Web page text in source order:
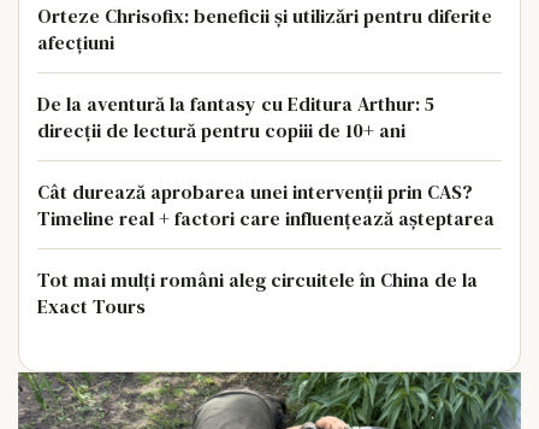
Orteze Chrisofix: beneficii și utilizări pentru diferite
afecțiuni
De la aventură la fantasy cu Editura Arthur: 5
direcții de lectură pentru copiii de 10+ ani
Cât durează aprobarea unei intervenții prin CAS?
Timeline real + factori care influențează așteptarea
Tot mai mulți români aleg circuitele în China de la
Exact Tours